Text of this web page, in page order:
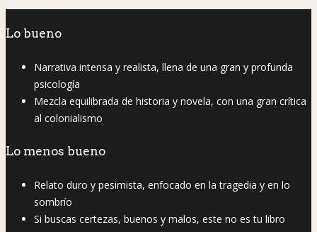
Lo bueno
Narrativa intensa y realista, llena de una gran y profunda
psicología
Mezcla equilibrada de historia y novela, con una gran crítica
al colonialismo
Lo menos bueno
Relato duro y pesimista, enfocado en la tragedia y en lo
sombrío
Si buscas certezas, buenos y malos, este no es tu libro